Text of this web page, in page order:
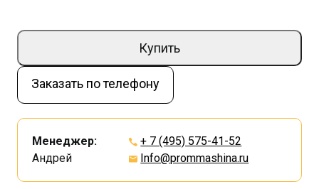
Купить
Заказать по телефону
Менеджер:
Андрей
+ 7 (495) 575-41-52
Info@prommashina.ru